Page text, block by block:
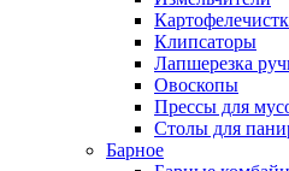
Клипсаторы
Лапшерезка
Овоскопы
Прессы для
Столы для
Барное